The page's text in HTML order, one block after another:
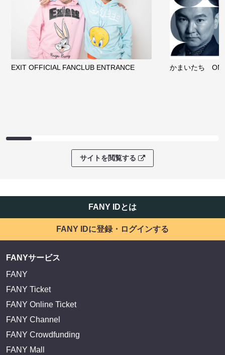
EXIT OFFICIAL FANCLUB ENTRANCE かまいたち
サイトを閲覧する
FANY IDとは
FANY IDに登録・ログインする
FANYサービス
FANY
FANY Ticket
FANY Online Ticket
FANY Channel
FANY Crowdfunding
FANY Mall